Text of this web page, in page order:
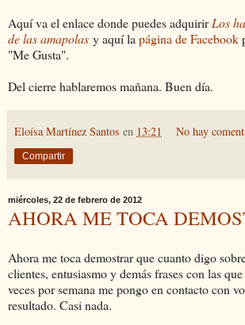
Aquí va el enlace donde puedes adquirirLos
de las amapolas y aquí la página de Facebook
"Me Gusta".
Del cierre hablaremos mañana. Buen día.
Eloísa Martínez Santos en 13:21 No hay
Compartir
miércoles, 22 de febrero de 2012
AHORA ME TOCA
Ahora me toca demostrar que cuanto digo
clientes, entusiasmo y demás frases con las
veces por semana me pongo en contacto con
resultado. Casi nada.